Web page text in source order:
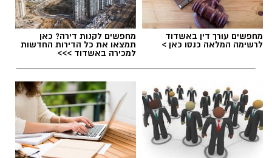
מחפשים עורך דין באשדוד
לרשימה המלאה כנסו כאן >
מחפשים לקנות דירה? כאן
תמצאו את כל הדירות החדשות
למכירה באשדוד >>>